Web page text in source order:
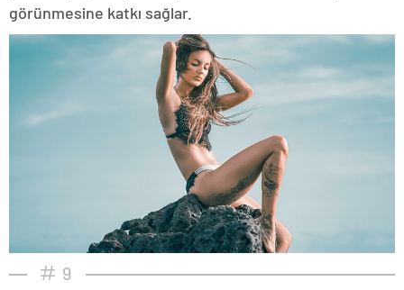
görünmesine katkı sağlar.
9